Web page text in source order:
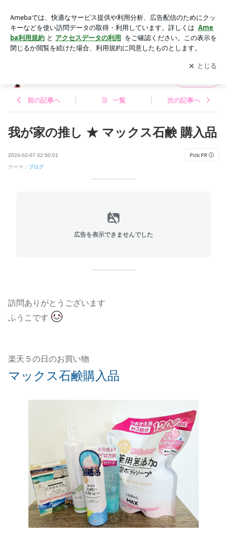
アプリをダウンロードして ブログの更新通知
を受け取りまし
ょう。
開く
前の記事へ 一覧 次の記事へ
我が家の推し ★ マックス石鹸 購入品
2024-02-07 02:50:01
テーマ： ブログ
広告を表示できませんでした
訪問ありがとうございます
ふうこです
楽天５の日のお買い物
マックス石鹸購入品